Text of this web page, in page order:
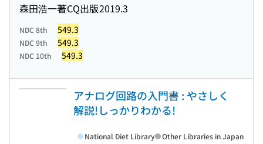
森田浩一著CQ出版2019.3
NDC 8th 549.3
NDC 9th 549.3
NDC 10th 549.3
アナログ回路の入門書 : やさしく
解説!しっかりわかる!
National Diet Library Other Libraries in Japan